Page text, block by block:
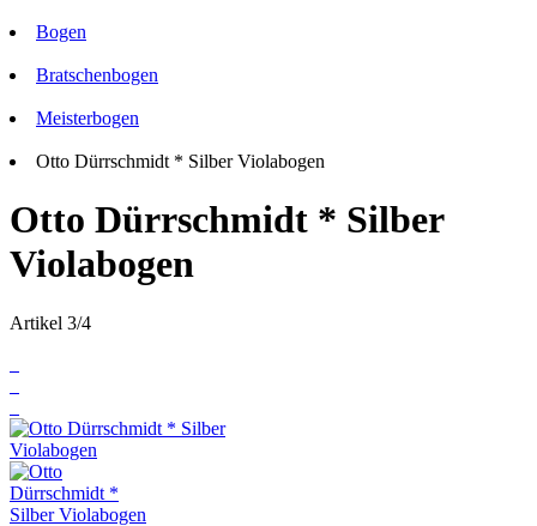
Bogen
Bratschenbogen
Meisterbogen
Otto Dürrschmidt * Silber Violabogen
Otto Dürrschmidt * Silber
Violabogen
Artikel 3/4